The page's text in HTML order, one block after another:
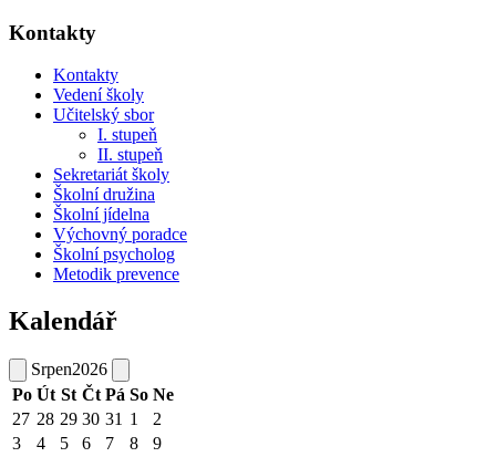
Kontakty
Kontakty
Vedení školy
Učitelský sbor
I. stupeň
II. stupeň
Sekretariát školy
Školní družina
Školní jídelna
Výchovný poradce
Školní psycholog
Metodik prevence
Kalendář
Srpen2026
Po Út St Čt Pá So Ne
27 28 29 30 31 1
2
3
4 5 6 7 8
9